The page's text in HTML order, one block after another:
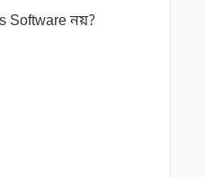
Software নয়?